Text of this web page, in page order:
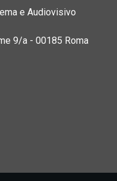
e Audiovisivo
9/a - 00185 Roma